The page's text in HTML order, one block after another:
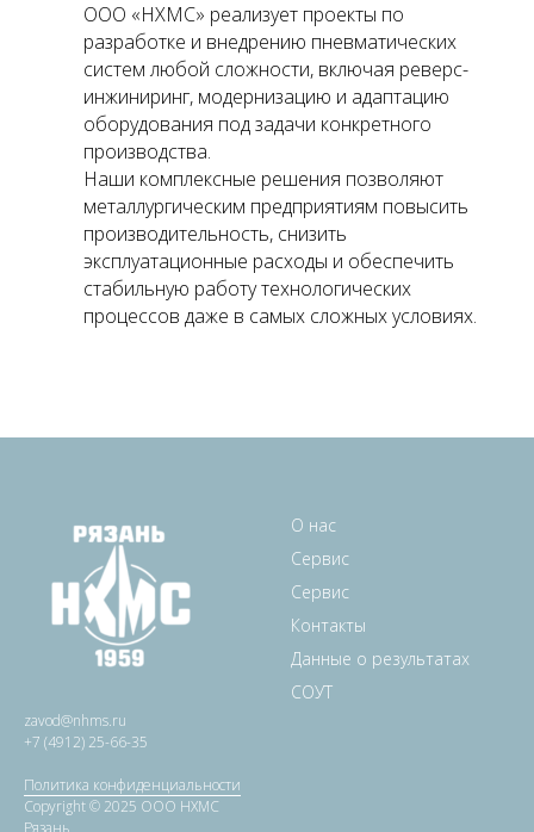
ООО «НХМС» реализует проекты по
разработке и внедрению пневматических
систем любой сложности, включая реверс-
инжиниринг, модернизацию и адаптацию
оборудования под задачи конкретного
производства.
Наши комплексные решения позволяют
металлургическим предприятиям повысить
производительность, снизить
эксплуатационные расходы и обеспечить
стабильную работу технологических
процессов даже в самых сложных условиях.
zavod@nhms.ru
+7 (4912) 25-66-35
Политика конфиденциальности
Copyright © 2025 ООО НХМС
О нас
Сервис
Сервис
Контакты
Данные о результатах
СОУТ